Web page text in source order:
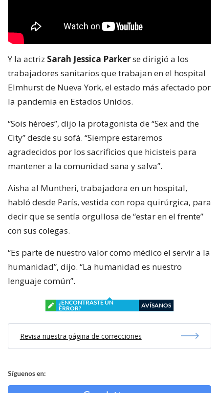
Y la actriz Sarah Jessica Parkerse dirigió a los
trabajadores sanitarios que trabajan en el hospital
Elmhurst de Nueva York, el estado más afectado por
la pandemia en Estados Unidos.
“Sois héroes”, dijo la protagonista de “Sex and the
City” desde su sofá. “Siempre estaremos
agradecidos por los sacrificios que hicisteis para
mantener a la comunidad sana y salva”.
Aisha al Muntheri, trabajadora en un hospital,
habló desde París, vestida con ropa quirúrgica, para
decir que se sentía orgullosa de “estar en el frente”
con sus colegas.
“Es parte de nuestro valor como médico el servir a la
humanidad”, dijo. “La humanidad es nuestro
lenguaje común”.
¿ENCONTRASTE UN
ERROR?
AVÍSANOS
Revisa nuestra página de correcciones
Síguenos en: